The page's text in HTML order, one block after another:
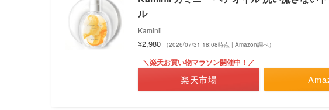
ル
Kaminii
¥2,980 （2026/07/31 18:08時点 | Amazon調べ）
＼楽天お買い物マラソン開催中！／
楽天市場